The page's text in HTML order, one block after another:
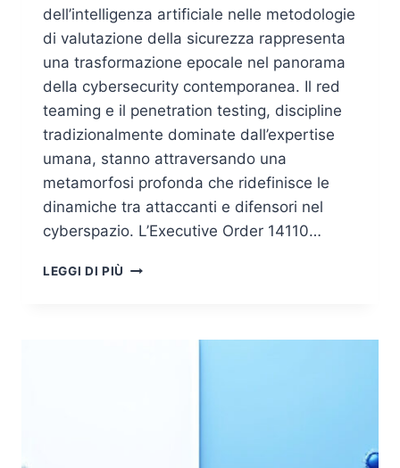
dell’intelligenza artificiale nelle metodologie
di valutazione della sicurezza rappresenta
una trasformazione epocale nel panorama
della cybersecurity contemporanea. Il red
teaming e il penetration testing, discipline
tradizionalmente dominate dall’expertise
umana, stanno attraversando una
metamorfosi profonda che ridefinisce le
dinamiche tra attaccanti e difensori nel
cyberspazio. L’Executive Order 14110…
LEGGI DI PIÙ RED